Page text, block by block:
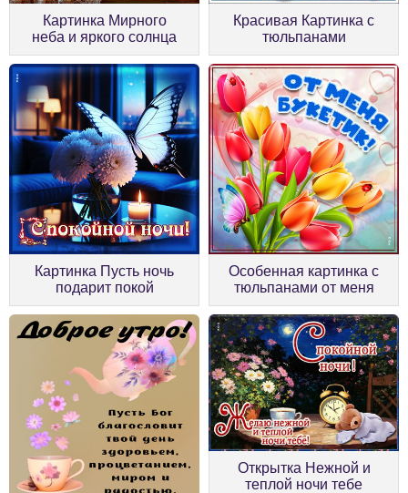
Картинка Мирного
неба и яркого солнца
Красивая Картинка с
тюльпанами
Картинка Пусть ночь
подарит покой
Особенная картинка с
тюльпанами от меня
Открытка Нежной и
теплой ночи тебе